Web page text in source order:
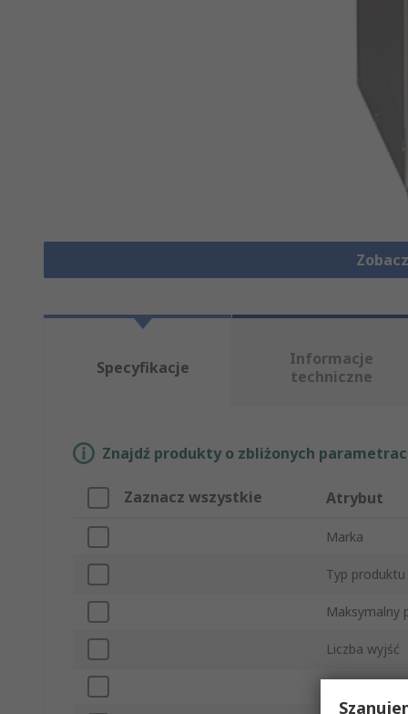
Specyfikacje
Informacje
techniczne
Znajdź produkty o zbliżonych
Zaznacz wszystkie Atrybut
Marka
Typ produktu
Maksymalny
Liczba wyjść